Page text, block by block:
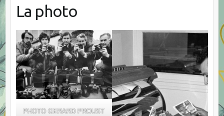
La photo
PHOTO GERARD PROUST